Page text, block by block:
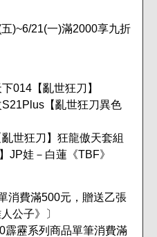
)~6/21(一)滿2000享九折
014【亂世狂刀】
【亂世狂刀異色
世狂刀】狂龍傲天套組
JP娃－白蓮《TBF》
消費滿500元，贈送乙張
公子》〕
霹靂系列商品單筆消費滿